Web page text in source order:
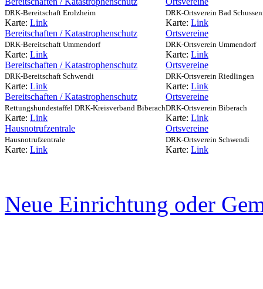
DRK-Bereitschaft Erolzheim
Karte: Link
DRK-Ortsverein Bad
Karte: Link
Bereitschaften / Katastrophenschutz
DRK-Bereitschaft Ummendorf
Karte: Link
Ortsvereine
DRK-Ortsverein Ummendorf
Karte: Link
Bereitschaften / Katastrophenschutz
DRK-Bereitschaft Schwendi
Karte: Link
Ortsvereine
DRK-Ortsverein Riedlingen
Karte: Link
Bereitschaften / Katastrophenschutz
Rettungshundestaffel DRK-Kreisverband Biberach
Karte: Link
Ortsvereine
DRK-Ortsverein Biberach
Karte: Link
Hausnotrufzentrale
Hausnotrufzentrale
Karte: Link
Ortsvereine
DRK-Ortsverein Schwendi
Karte: Link
Neue Einrichtung oder